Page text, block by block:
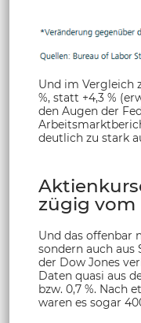
Und im Vergleich
%, statt +4,3 %
den Augen der
deutlich zu stark
zügig vom
Und das offenbar
sondern auch
der Dow Jones
Daten quasi aus
bzw. 0,7 %. Nach
waren es sogar